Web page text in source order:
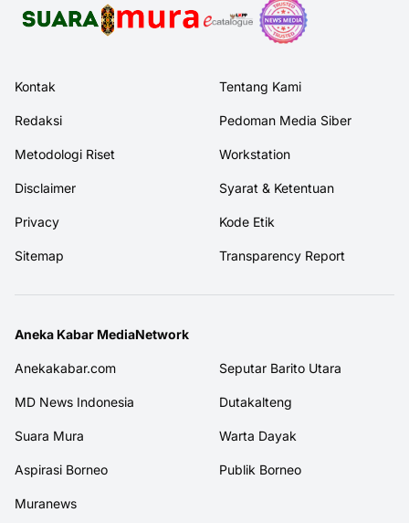
Kontak Tentang Kami
Redaksi Pedoman Media Siber
Metodologi Riset Workstation
Disclaimer Syarat & Ketentuan
Privacy Kode Etik
Sitemap Transparency Report
Aneka Kabar MediaNetwork
Anekakabar.com Seputar Barito Utara
MD News Indonesia Dutakalteng
Suara Mura Warta Dayak
Aspirasi Borneo Publik Borneo
Muranews